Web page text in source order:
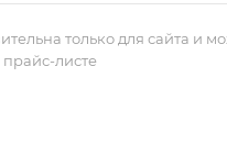
только для сайта и
листе